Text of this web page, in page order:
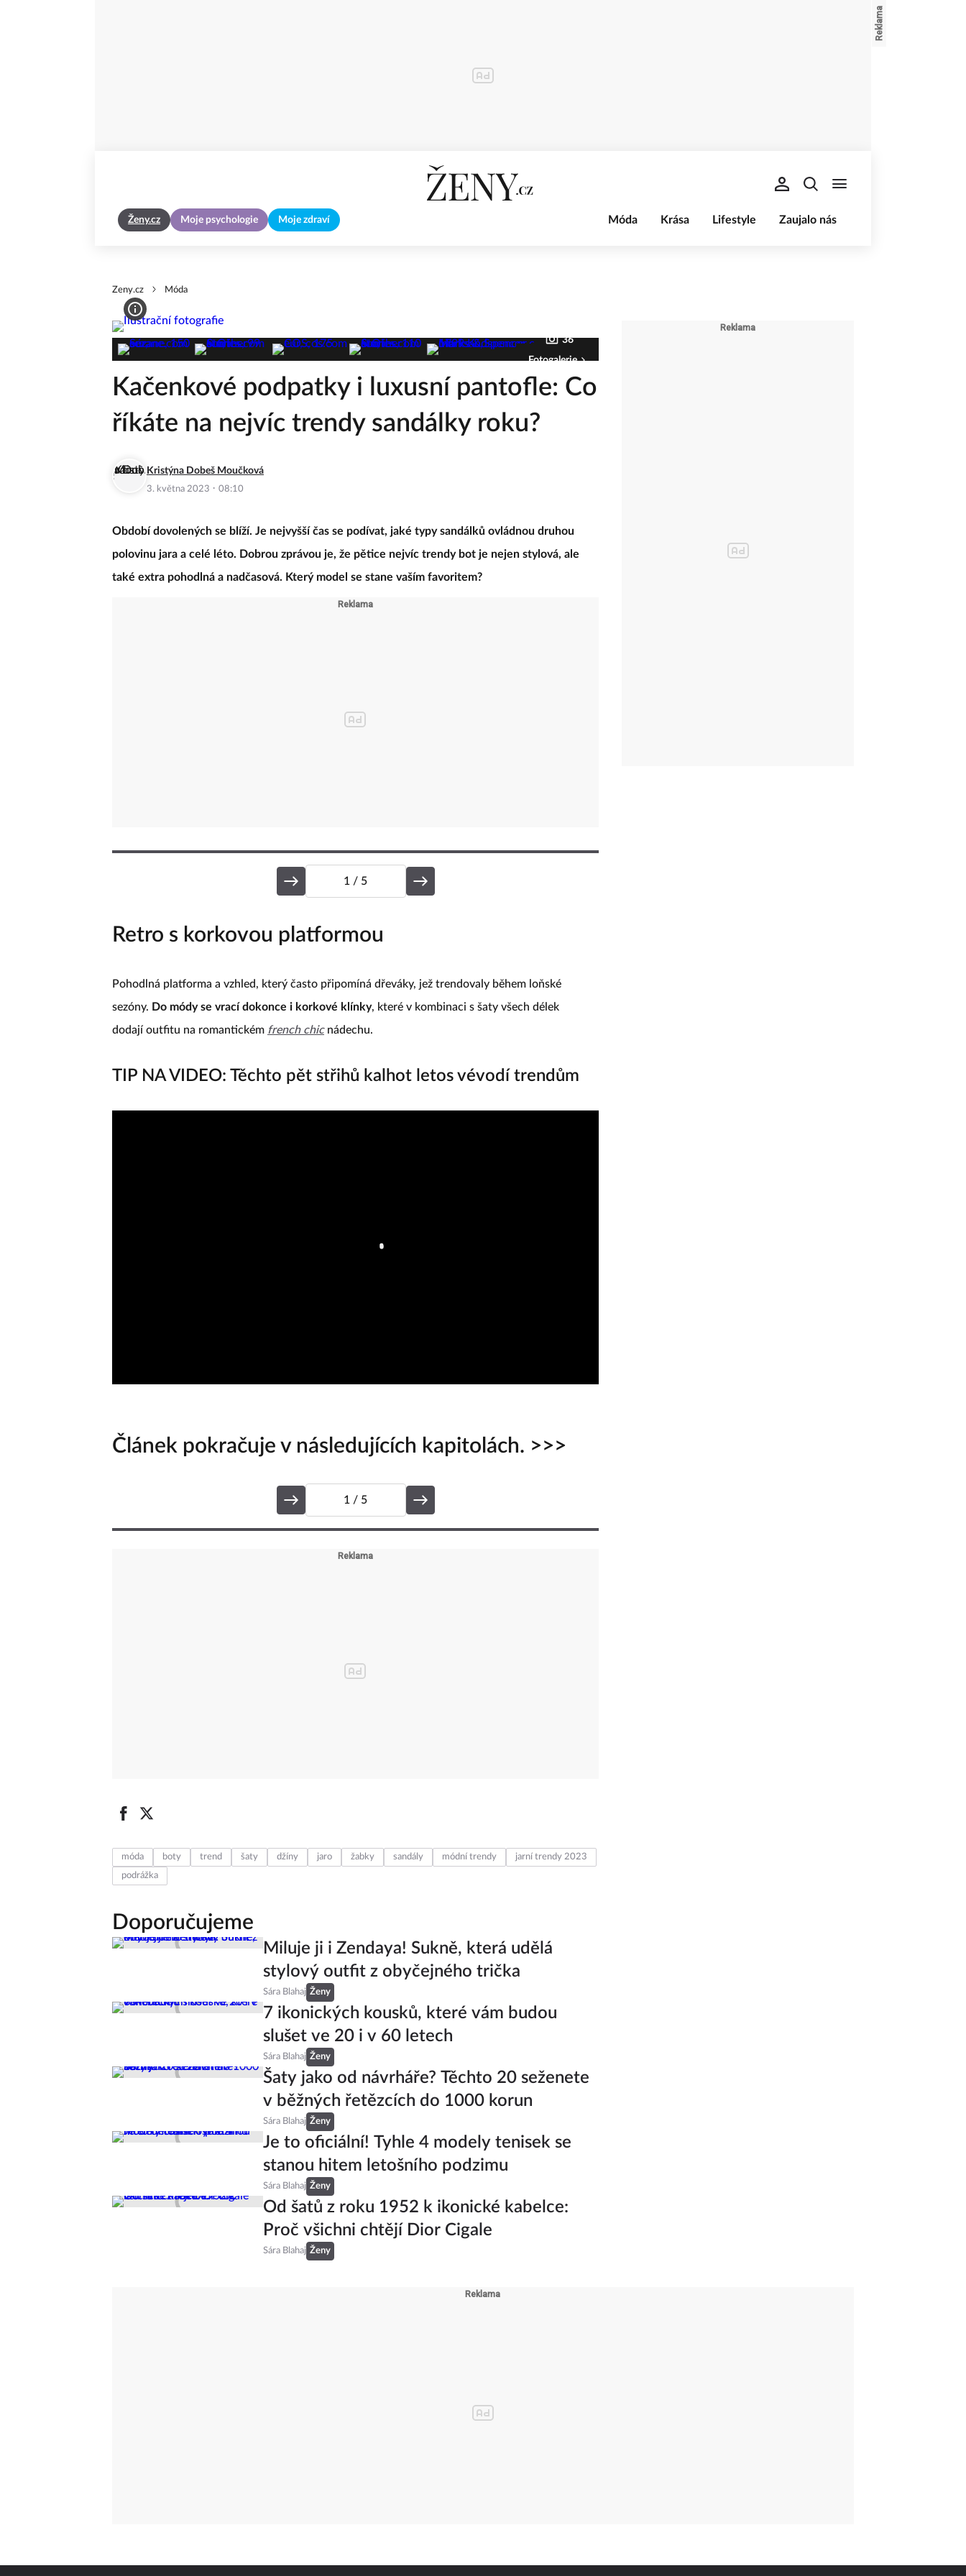
Ženy.cz Moje psychologie Moje zdraví Móda Krása Lifestyle Zaujalo nás
Zeny.cz Móda
36
Fotogalerie
Kačenkové podpatky i luxusní pantofle: Co
říkáte na nejvíc trendy sandálky roku?
Kristýna Dobeš Moučková
3. května 2023 · 08:10
Období dovolených se blíží. Je nejvyšší čas se podívat, jaké typy sandálků ovládnou druhou
polovinu jara a celé léto. Dobrou zprávou je, že pětice nejvíc trendy bot je nejen stylová, ale
také extra pohodlná a nadčasová. Který model se stane vaším favoritem?
1 / 5
Retro s korkovou platformou
Pohodlná platforma a vzhled, který často připomíná dřeváky, jež trendovaly během loňské
sezóny. Do módy se vrací dokonce i korkové klínky, které v kombinaci s šaty všech délek
dodají outfitu na romantickém french chicnádechu.
TIP NA VIDEO: Těchto pět střihů kalhot letos vévodí trendům
Článek pokračuje v následujících kapitolách. >>>
1 / 5
móda boty trend šaty džíny jaro žabky sandály módní trendy
jarní trendy 2023
podrážka
Doporučujeme
Miluje ji i Zendaya! Sukně, která udělá
stylový outfit z obyčejného trička
Sára Blahaj Ženy
7 ikonických kousků, které vám budou
slušet ve 20 i v 60 letech
Sára Blahaj Ženy
Šaty jako od návrháře? Těchto 20 seženete
v běžných řetězcích do 1000 korun
Sára Blahaj Ženy
Je to oficiální! Tyhle 4 modely tenisek se
stanou hitem letošního podzimu
Sára Blahaj Ženy
Od šatů z roku 1952 k ikonické kabelce:
Proč všichni chtějí Dior Cigale
Sára Blahaj Ženy